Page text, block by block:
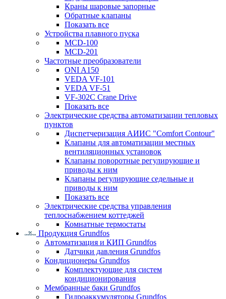
Краны шаровые запорные
Обратные клапаны
Показать все
Устройства плавного пуска
MCD-100
MCD-201
Частотные преобразователи
ONI A150
VEDA VF-101
VEDA VF-51
VF-302C Crane Drive
Показать все
Электрические средства автоматизации тепловых
пунктов
Диспетчеризация АИИС "Comfort Contour"
Клапаны для автоматизации местных
вентиляционных установок
Клапаны поворотные регулирующие и
приводы к ним
Клапаны регулирующие седельные и
приводы к ним
Показать все
Электрические средства управления
теплоснабжением коттеджей
Комнатные термостаты
Продукция Grundfos
Автоматизация и КИП Grundfos
Датчики давления Grundfos
Кондиционеры Grundfos
Комплектующие для систем
кондиционирования
Мембранные баки Grundfos
Гидроаккумуляторы Grundfos